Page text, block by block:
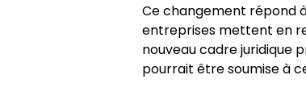
Ce changement répond
entreprises mettent en
nouveau cadre juridique
pourrait être soumise à